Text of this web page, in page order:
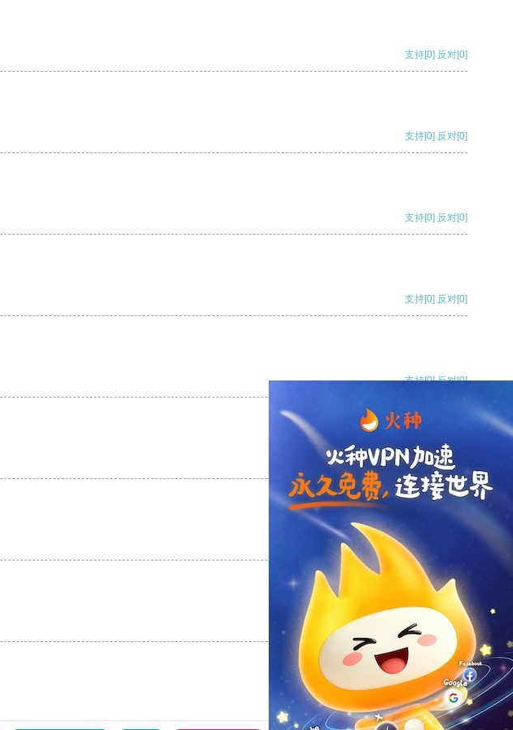
支持[0] 反对[0]
支持[0] 反对[0]
支持[0] 反对[0]
支持[0] 反对[0]
支持[0] 反对[0]
支持[0] 反对
支持
支持 反对 [0]